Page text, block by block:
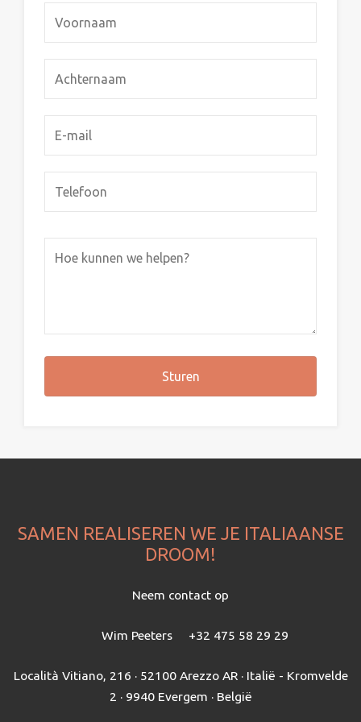
SAMEN REALISEREN WE JE ITALIAANSE
DROOM!
Neem contact op
Wim Peeters +32 475 58 29 29
Località Vitiano, 216 · 52100 Arezzo AR · Italië - Kromvelde
2 · 9940 Evergem · België